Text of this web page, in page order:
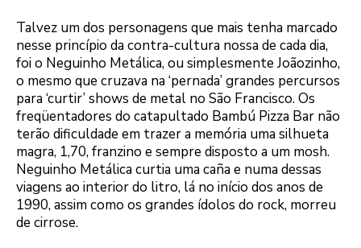
Talvez um dos personagens que mais tenha marcado
nesse princípio da contra-cultura nossa de cada dia,
foi o Neguinho Metálica, ou simplesmente Joãozinho,
o mesmo que cruzava na ‘pernada’ grandes percursos
para ‘curtir’ shows de metal no São Francisco. Os
freqüentadores do catapultado Bambú Pizza Bar não
terão dificuldade em trazer a memória uma silhueta
magra, 1,70, franzino e sempre disposto a um mosh.
Neguinho Metálica curtia uma caña e numa dessas
viagens ao interior do litro, lá no início dos anos de
1990, assim como os grandes ídolos do rock, morreu
de cirrose.